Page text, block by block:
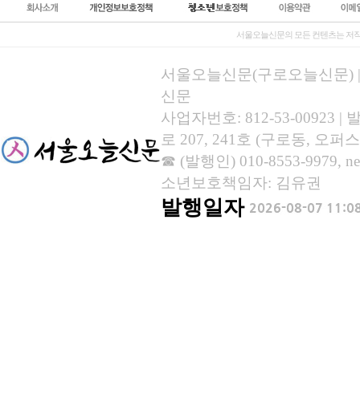
서울오늘신문의 모든 컨텐츠는 저
서울오늘신문(구로오늘신문)
신문
사업자번호: 812-53-00923 |
로 207, 241호 (구로동, 오퍼
☎ (발행인) 010-8553-9979,
소년보호책임자: 김유권
발행일자